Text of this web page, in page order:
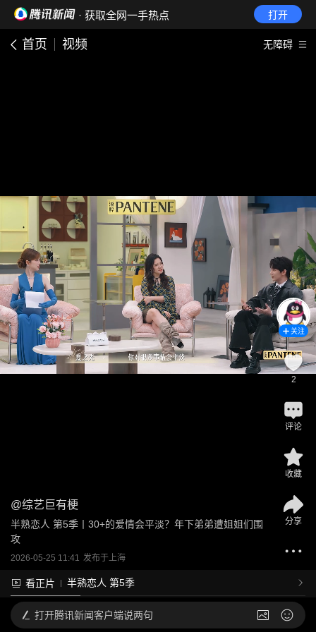
· 获取全网一手热点 打开
首页 视频 无障碍
@综艺巨有梗
半熟恋人 第5季丨30+的爱情会平淡？年下弟弟遭姐姐们围
攻
2026-05-25 11:41 发布于上海
看正片 半熟恋人 第5季
关注
2
评论
收藏
分享
打开腾讯新闻客户端说两句